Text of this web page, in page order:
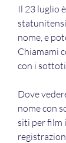
Il 23 luglio
nome, e
Chiamami
con i
Dove
nome con
siti per film